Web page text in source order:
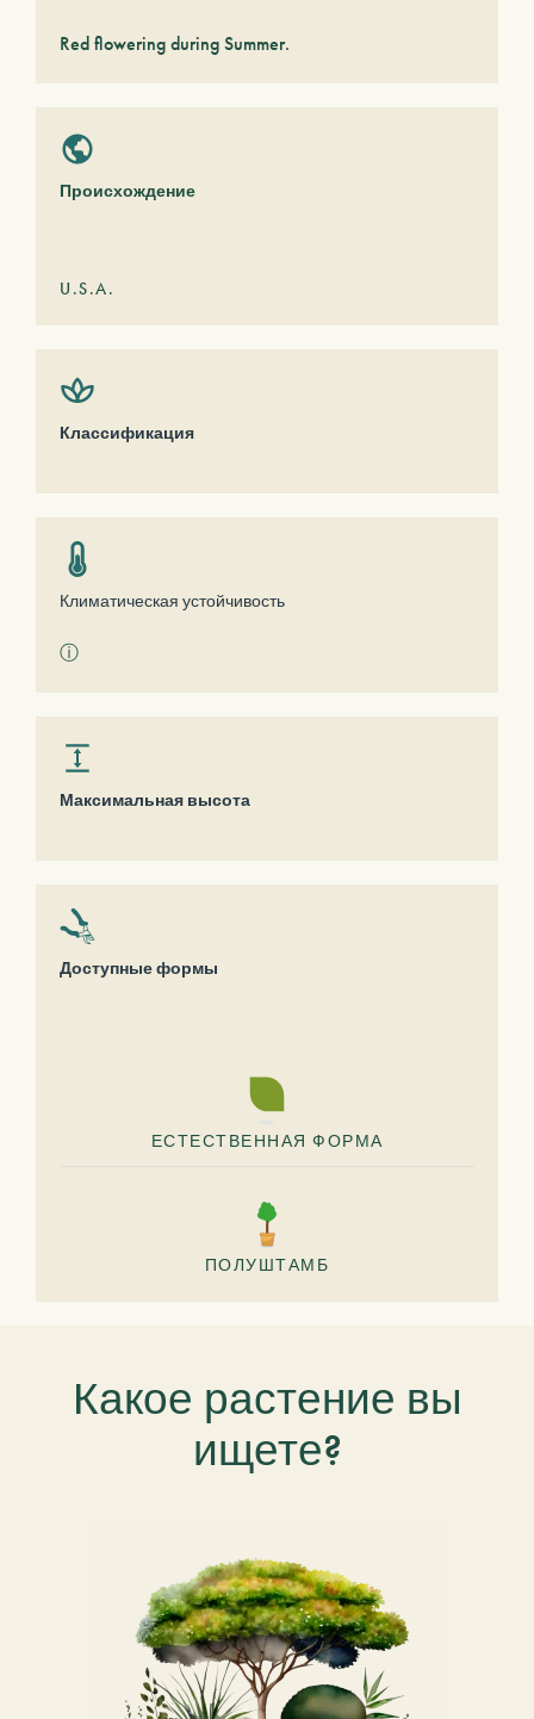
Red flowering during Summer.
Происхождение
U.S.A.
Классификация
Климатическая устойчивость
ⓘ
Максимальная высота
Доступные формы
ЕСТЕСТВЕННАЯ ФОРМА
ПОЛУШТАМБ
Какое растение вы
ищете?